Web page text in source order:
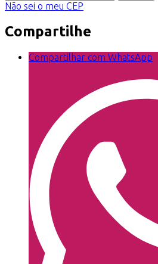
Não sei o meu CEP
Compartilhe
Compartilhar com WhatsApp